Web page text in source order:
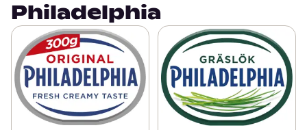
Philadelphia